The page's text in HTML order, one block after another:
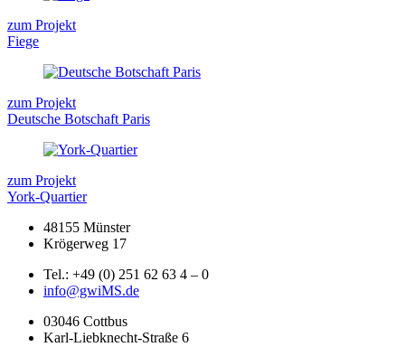
zum Projekt
Fiege
zum Projekt
Deutsche Botschaft Paris
zum Projekt
York-Quartier
48155 Münster
Krögerweg 17
Tel.: +49 (0) 251 62 63 4 – 0
info@gwiMS.de
03046 Cottbus
Karl-Liebknecht-Straße 6